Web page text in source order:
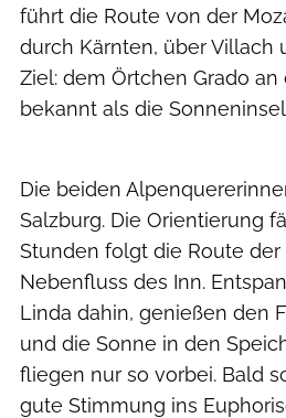
führt die Route von der
durch Kärnten, über Villach
Ziel: dem Örtchen Grado an
bekannt als die
Die beiden
Salzburg. Die Orientierung
Stunden folgt die Route der
Nebenfluss des Inn.
Linda dahin, genießen den
und die Sonne in den
fliegen nur so vorbei. Bald
gute Stimmung ins